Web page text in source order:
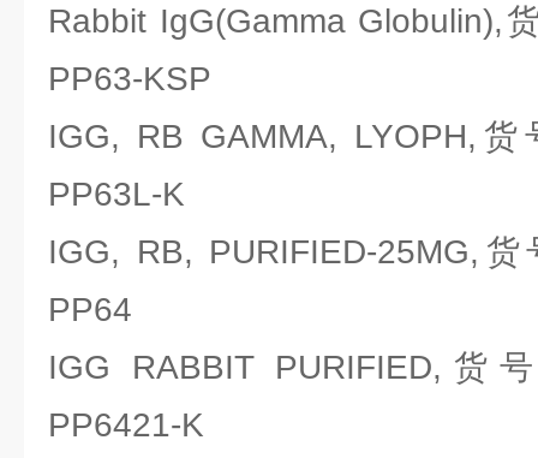
Rabbit IgG(Gamma Globulin),
PP63-KSP
IGG, RB GAMMA, LYOPH,
PP63L-K
IGG, RB, PURIFIED-25MG,
PP64
IGG RABBIT PURIFIED,货
PP6421-K